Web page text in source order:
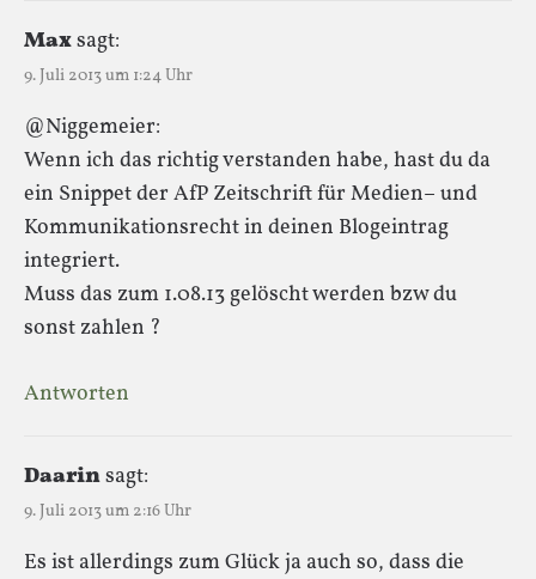
Maxsagt:
9. Juli 2013 um 1:24 Uhr
@Niggemeier:
Wenn ich das richtig verstanden habe, hast du da
ein Snippet der AfP Zeitschrift für Medien– und
Kommunikationsrecht in deinen Blogeintrag
integriert.
Muss das zum 1.08.13 gelöscht werden bzw du
sonst zahlen ?
Antworten
Daarinsagt:
9. Juli 2013 um 2:16 Uhr
Es ist allerdings zum Glück ja auch so, dass die